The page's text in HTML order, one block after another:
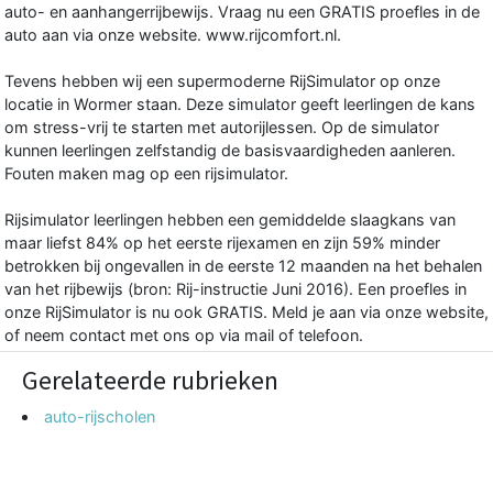
auto- en aanhangerrijbewijs. Vraag nu een GRATIS proefles in de
auto aan via onze website. www.rijcomfort.nl.
Tevens hebben wij een supermoderne RijSimulator op onze
locatie in Wormer staan. Deze simulator geeft leerlingen de kans
om stress-vrij te starten met autorijlessen. Op de simulator
kunnen leerlingen zelfstandig de basisvaardigheden aanleren.
Fouten maken mag op een rijsimulator.
Rijsimulator leerlingen hebben een gemiddelde slaagkans van
maar liefst 84% op het eerste rijexamen en zijn 59% minder
betrokken bij ongevallen in de eerste 12 maanden na het behalen
van het rijbewijs (bron: Rij-instructie Juni 2016). Een proefles in
onze RijSimulator is nu ook GRATIS. Meld je aan via onze website,
of neem contact met ons op via mail of telefoon.
Gerelateerde rubrieken
auto-rijscholen